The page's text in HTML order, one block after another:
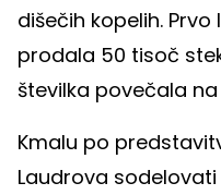
dišečih kopelih.
prodala 50 tisoč
številka povečala na
Kmalu po
Laudrova